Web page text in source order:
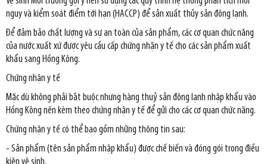
nguy và kiểm soát điểm tới hạn (HACCP) để sản xuất thủy sản đông lạnh.
Để đảm bảo chất lượng và sự an toàn của sản phẩm, các cơ quan chức năng
của nước xuất xứ được yêu cầu cấp chứng nhận y tế cho các sản phẩm xuất
khẩu sang Hồng Kông.
Chứng nhận y tế
Mặc dù không phải bắt buộc nhưng hàng thuỷ sản đông lạnh nhập khẩu vào
Hồng Kông nên kèm theo chứng nhận y tế để gửi cho các cơ quan chức năng.
Chứng nhận y tế có thể bao gồm những thông tin sau:
- Sản phẩm (tên sản phẩm nhập khẩu) được chế biến và đóng gói trong điều
kiện vệ sinh.